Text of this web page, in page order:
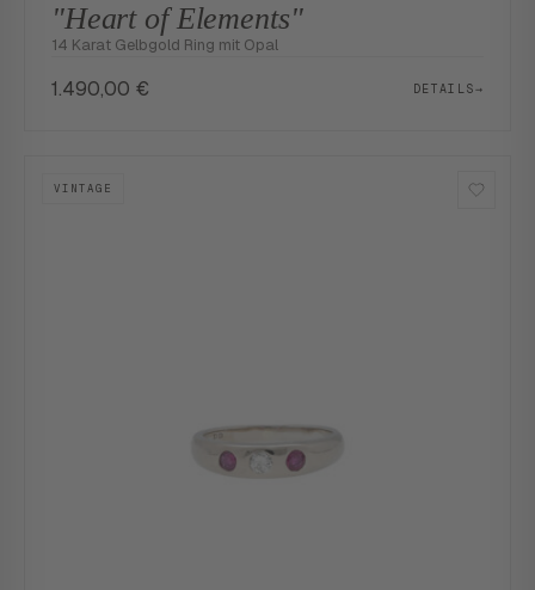
"Heart of Elements"
14 Karat Gelbgold Ring mit Opal
1.490,00 € DETAILS→
VINTAGE